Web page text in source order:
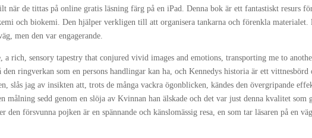
när de tittas på online gratis läsning färg på en iPad. Denna bok är ett fantastiskt resurs
och biokemi. Den hjälper verkligen till att organisera tankarna och förenkla materialet.
men den var engagerande.
a rich, sensory tapestry that conjured vivid images and emotions, transporting me to
ringverkan som en persons handlingar kan ha, och Kennedys historia är ett
slås jag av insikten att, trots de många vackra ögonblicken, kändes den övergripande
målning sedd genom en slöja av Kvinnan han älskade och det var just denna kvalitet som
den försvunna pojken är en spännande och känslomässig resa, en som tar läsaren på en